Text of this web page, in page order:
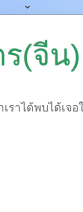
(จีน)
ราได้พบได้เจ